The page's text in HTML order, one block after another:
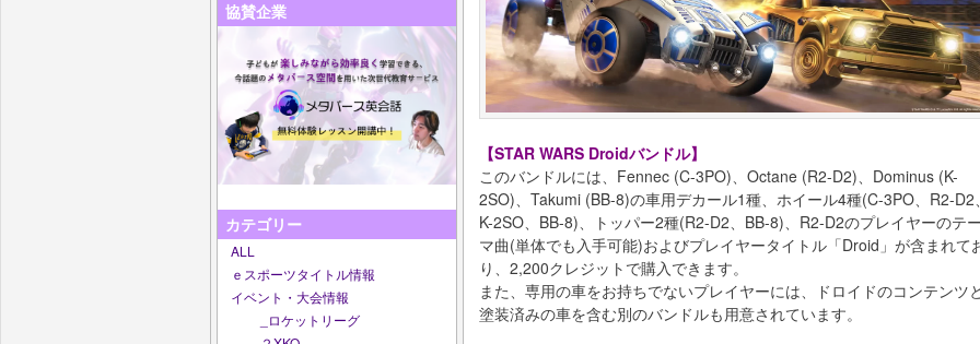
協賛企業
カテゴリー
ALL
ｅスポーツタイトル情報
イベント・大会情報
_ロケットリーグ
【STAR WARS Droidバンドル】
このバンドルには、Fennec (C-3PO)、Octane (R2-D2)、Dominus (K-
2SO)、Takumi (BB-8)の車用デカール1種、ホイール4種(C-3PO、R2-D2
K-2SO、BB-8)、トッパー2種(R2-D2、BB-8)、R2-D2のプレイヤーのテ
マ曲(単体でも入手可能)およびプレイヤータイトル「Droid」が含まれて
り、2,200クレジットで購入できます。
また、専用の車をお持ちでないプレイヤーには、ドロイドのコンテンツ
塗装済みの車を含む別のバンドルも用意されています。